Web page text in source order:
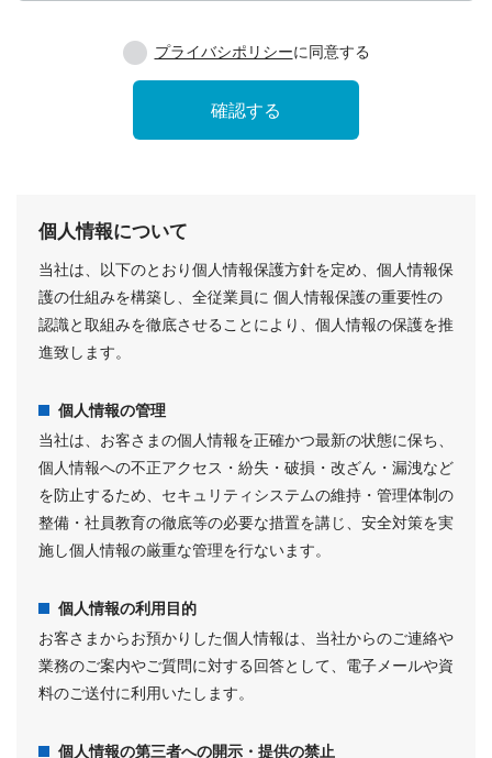
プライバシポリシーに同意する
個人情報について
当社は、以下のとおり個人情報保護方針を定め、個人情報保
護の仕組みを構築し、全従業員に 個人情報保護の重要性の
認識と取組みを徹底させることにより、個人情報の保護を推
進致します。
個人情報の管理
当社は、お客さまの個人情報を正確かつ最新の状態に保ち、
個人情報への不正アクセス・紛失・破損・改ざん・漏洩など
を防止するため、セキュリティシステムの維持・管理体制の
整備・社員教育の徹底等の必要な措置を講じ、安全対策を実
施し個人情報の厳重な管理を行ないます。
個人情報の利用目的
お客さまからお預かりした個人情報は、当社からのご連絡や
業務のご案内やご質問に対する回答として、電子メールや資
料のご送付に利用いたします。
個人情報の第三者への開示・提供の禁止